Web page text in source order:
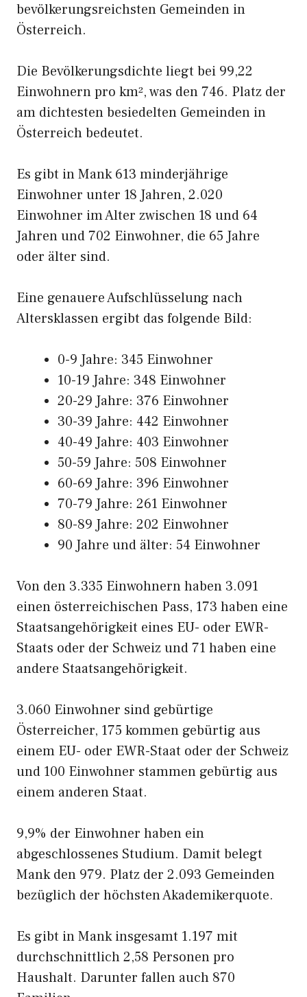
bevölkerungsreichsten Gemeinden in
Österreich.
Die Bevölkerungsdichte liegt bei 99,22
Einwohnern pro km², was den 746. Platz der
am dichtesten besiedelten Gemeinden in
Österreich bedeutet.
Es gibt in Mank 613 minderjährige
Einwohner unter 18 Jahren, 2.020
Einwohner im Alter zwischen 18 und 64
Jahren und 702 Einwohner, die 65 Jahre
oder älter sind.
Eine genauere Aufschlüsselung nach
Altersklassen ergibt das folgende Bild:
0-9 Jahre: 345 Einwohner
10-19 Jahre: 348 Einwohner
20-29 Jahre: 376 Einwohner
30-39 Jahre: 442 Einwohner
40-49 Jahre: 403 Einwohner
50-59 Jahre: 508 Einwohner
60-69 Jahre: 396 Einwohner
70-79 Jahre: 261 Einwohner
80-89 Jahre: 202 Einwohner
90 Jahre und älter: 54 Einwohner
Von den 3.335 Einwohnern haben 3.091
einen österreichischen Pass, 173 haben eine
Staatsangehörigkeit eines EU- oder EWR-
Staats oder der Schweiz und 71 haben eine
andere Staatsangehörigkeit.
3.060 Einwohner sind gebürtige
Österreicher, 175 kommen gebürtig aus
einem EU- oder EWR-Staat oder der Schweiz
und 100 Einwohner stammen gebürtig aus
einem anderen Staat.
9,9% der Einwohner haben ein
abgeschlossenes Studium. Damit belegt
Mank den 979. Platz der 2.093 Gemeinden
bezüglich der höchsten Akademikerquote.
Es gibt in Mank insgesamt 1.197 mit
durchschnittlich 2,58 Personen pro
Haushalt. Darunter fallen auch 870